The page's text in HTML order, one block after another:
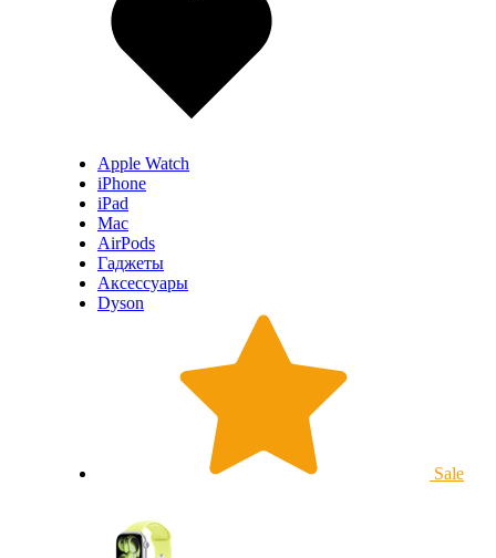
Apple Watch
iPhone
iPad
Mac
AirPods
Гаджеты
Аксессуары
Dyson
Sale